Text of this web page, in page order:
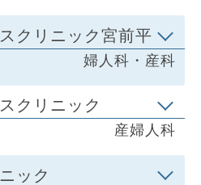
クリニック宮前平
婦人科・産科
クリニック
産婦人科
ック